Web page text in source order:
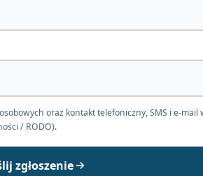
oraz kontakt telefoniczny, SMS i e-mail
/ RODO).
zgłoszenie